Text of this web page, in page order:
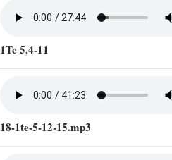
1Te 5,4-11
18-1te-5-12-15.mp3